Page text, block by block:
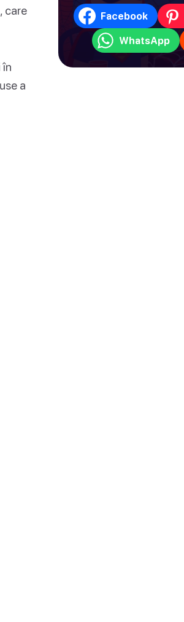
care
în
a
Facebook
WhatsApp